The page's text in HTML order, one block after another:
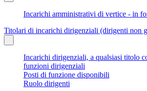
Incarichi amministrativi di vertice - in
Titolari di incarichi dirigenziali (dirigenti non
Incarichi dirigenziali, a qualsiasi titolo
funzioni dirigenziali
Posti di funzione disponibili
Ruolo dirigenti